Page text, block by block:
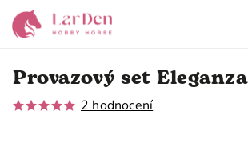
Provazový set Eleganza
2 hodnocení